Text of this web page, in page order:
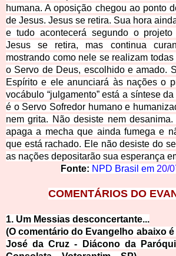
humana. A oposição chegou ao ponto
de Jesus. Jesus se retira. Sua hora
e tudo acontecerá segundo o
Jesus se retira, mas continua
mostrando como nele se realizam
o Servo de Deus, escolhido e amado.
Espírito e ele anunciará às nações o
vocábulo “julgamento” está a síntese
é o Servo Sofredor humano e
nem grita. Não desiste nem
apaga a mecha que ainda fumega e
que está rachado. Ele não desiste do
as nações depositarão sua esperança
Fonte: NPD Brasil em 20/
COMENTÁRIOS DO
1. Um Messias desconcertante...
(O comentário do Evangelho abaixo
José da Cruz - Diácono da